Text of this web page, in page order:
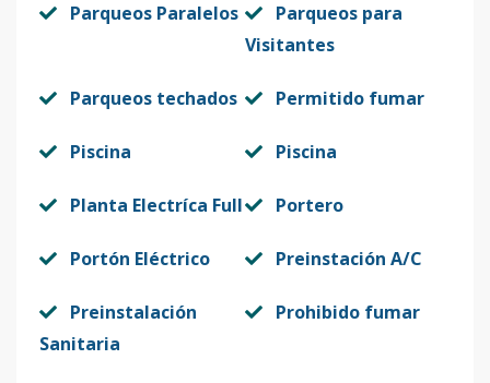
Parqueos Paralelos
Parqueos para
Visitantes
Parqueos techados Permitido fumar
Piscina Piscina
Planta Electríca Full Portero
Portón Eléctrico Preinstación A/C
Preinstalación
Sanitaria
Prohibido fumar